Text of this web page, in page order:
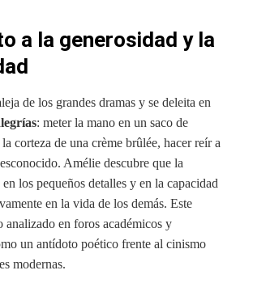
a la generosidad y la
de los grandes dramas y se deleita en
: meter la mano en un saco de
corteza de una crème brûlée, hacer reír a
Amélie descubre que la
los pequeños detalles y en la capacidad
en la vida de los demás. Este
analizado en foros académicos y
un antídoto poético frente al cinismo
modernas.